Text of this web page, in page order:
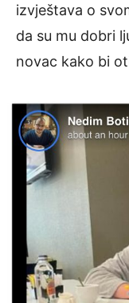
izvještava o
da su mu dobri
novac kako bi